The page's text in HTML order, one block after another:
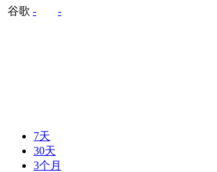
谷歌 - -
7天
30天
3个月